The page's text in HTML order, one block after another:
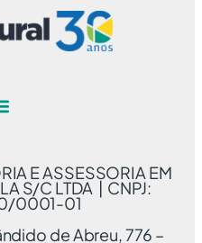
E ASSESSORIA EM
S/C LTDA | CNPJ:
0001-01
de Abreu, 776 –